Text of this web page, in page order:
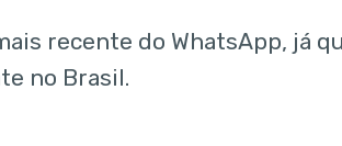
recente do WhatsApp, já
no Brasil.